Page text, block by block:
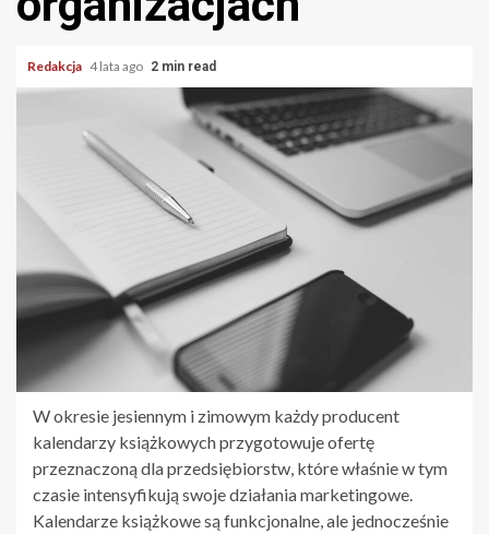
Redakcja 4 lata ago 2 min read
W okresie jesiennym i zimowym każdy producent
kalendarzy książkowych przygotowuje ofertę
przeznaczoną dla przedsiębiorstw, które właśnie w tym
czasie intensyfikują swoje działania marketingowe.
Kalendarze książkowe są funkcjonalne, ale jednocześnie